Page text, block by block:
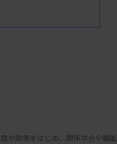
や政策をはじめ、関係学会や職能